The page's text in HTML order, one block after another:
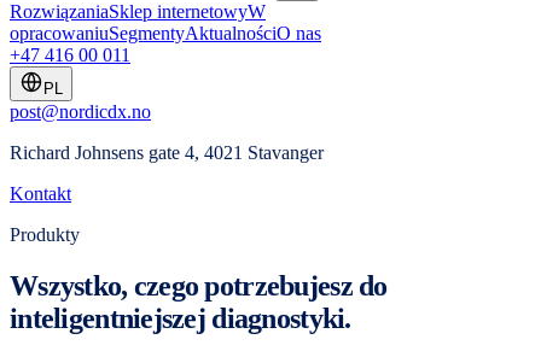
RozwiązaniaSklep internetowyW
opracowaniuSegmentyAktualnościO nas
+47 416 00 011
PL
post@nordicdx.no
Richard Johnsens gate 4, 4021 Stavanger
Kontakt
Produkty
Wszystko, czego potrzebujesz do
inteligentniejszej diagnostyki.